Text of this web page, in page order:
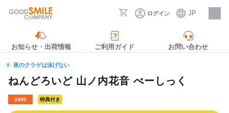
ログイン JP
採用情報
お知らせ・出荷情報 ご利用ガイド お問い合わせ
夜のクラゲは泳げない
ねんどろいど 山ノ内花音 べーしっく
2495 特典付き